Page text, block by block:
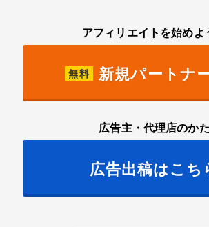
アフィリエイトを始めよ
無料 新規パートナ
広告主・代理店のかた
広告出稿はこち